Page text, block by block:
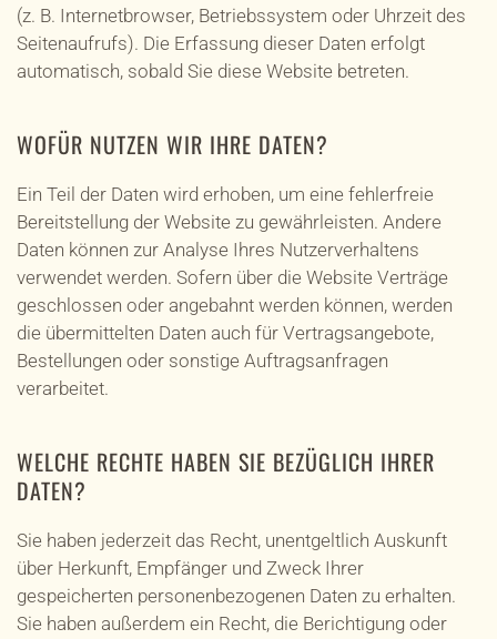
(z. B. Internetbrowser, Betriebssystem oder Uhrzeit des
Seitenaufrufs). Die Erfassung dieser Daten erfolgt
automatisch, sobald Sie diese Website betreten.
WOFÜR NUTZEN WIR IHRE DATEN?
Ein Teil der Daten wird erhoben, um eine fehlerfreie
Bereitstellung der Website zu gewährleisten. Andere
Daten können zur Analyse Ihres Nutzerverhaltens
verwendet werden. Sofern über die Website Verträge
geschlossen oder angebahnt werden können, werden
die übermittelten Daten auch für Vertragsangebote,
Bestellungen oder sonstige Auftragsanfragen
verarbeitet.
WELCHE RECHTE HABEN SIE BEZÜGLICH IHRER
DATEN?
Sie haben jederzeit das Recht, unentgeltlich Auskunft
über Herkunft, Empfänger und Zweck Ihrer
gespeicherten personenbezogenen Daten zu erhalten.
Sie haben außerdem ein Recht, die Berichtigung oder